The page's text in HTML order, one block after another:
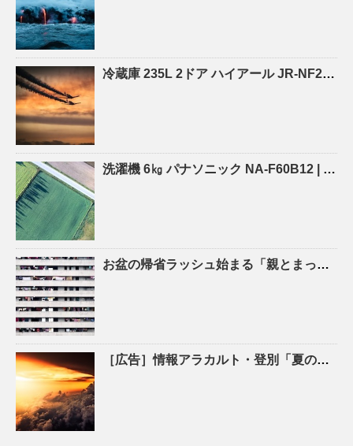
冷蔵庫 235L 2ドア ハイアール JR-NF235A |
洗濯機 6㎏ パナソニック NA-F60B12 |
沖縄
お盆の帰省ラッシュ始まる「親とまったり」「新鮮な魚をたくさん食べたい」新千歳空港の到着便 …
［広告］情報アラカルト・登別「夏の生活家電、特価 ひまわりお手伝館 – 47NEWS